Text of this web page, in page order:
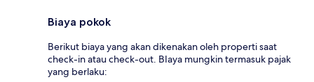
Biaya pokok
Berikut biaya yang akan dikenakan oleh properti saat
check-in atau check-out. BIaya mungkin termasuk pajak
yang berlaku: